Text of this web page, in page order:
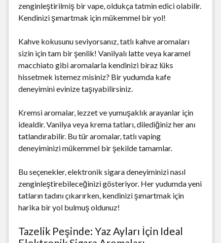
zenginleştirilmiş bir vape, oldukça tatmin edici olabilir.
Kendinizi şımartmak için mükemmel bir yol!
Kahve kokusunu seviyorsanız, tatlı kahve aromaları
sizin için tam bir şenlik! Vanilyalı latte veya karamel
macchiato gibi aromalarla kendinizi biraz lüks
hissetmek istemez misiniz? Bir yudumda kafe
deneyimini evinize taşıyabilirsiniz.
Kremsi aromalar, lezzet ve yumuşaklık arayanlar için
idealdir. Vanilya veya krema tatları, dilediğiniz her anı
tatlandırabilir. Bu tür aromalar, tatlı vaping
deneyiminizi mükemmel bir şekilde tamamlar.
Bu seçenekler, elektronik sigara deneyiminizi nasıl
zenginleştirebileceğinizi gösteriyor. Her yudumda yeni
tatların tadını çıkarırken, kendinizi şımartmak için
harika bir yol bulmuş oldunuz!
Tazelik Peşinde: Yaz Ayları İçin Ideal